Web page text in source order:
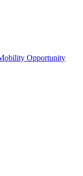
Opportunity